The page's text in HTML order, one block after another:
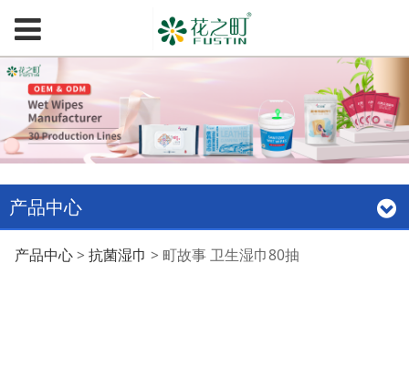
产品中心
町故事 卫生湿巾80抽
产品中心> 抗菌湿巾 > 町故事 卫生湿巾80抽